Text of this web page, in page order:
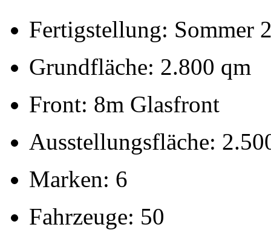
Fertigstellung: Sommer
Grundfläche: 2.800 qm
Front: 8m Glasfront
Ausstellungsfläche:
Marken: 6
Fahrzeuge: 50